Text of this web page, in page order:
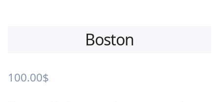
Boston
100.00$